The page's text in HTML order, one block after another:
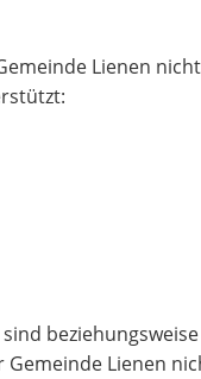
Lienen
Lienen